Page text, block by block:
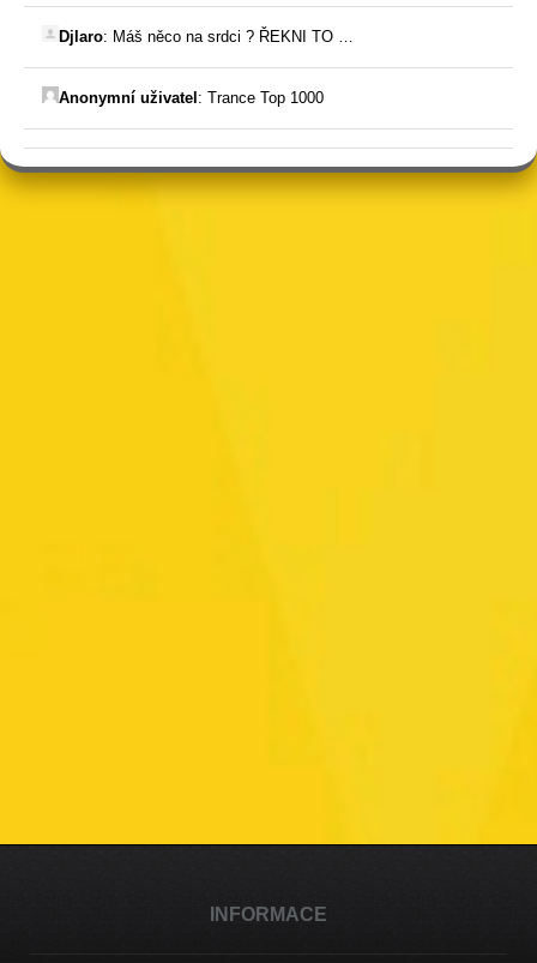
Djlaro: Máš něco na srdci ? ŘEKNI TO …
Anonymní uživatel : Trance Top 1000
INFORMACE